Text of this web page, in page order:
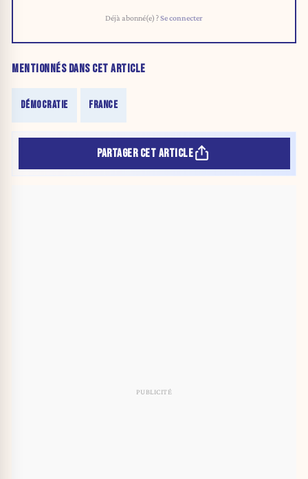
Déjà abonné(e) ?Se connecter
MENTIONNÉS DANS CET ARTICLE
DÉMOCRATIE FRANCE
PARTAGER CET ARTICLE